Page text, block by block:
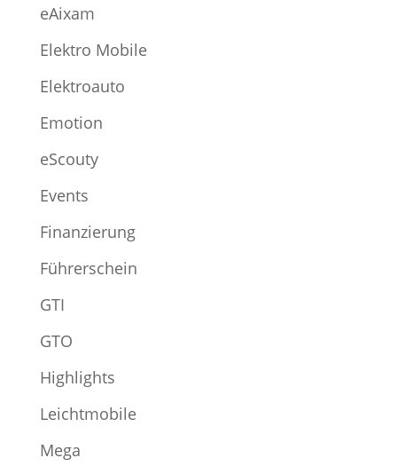
eAixam
Elektro Mobile
Elektroauto
Emotion
eScouty
Events
Finanzierung
Führerschein
GTI
GTO
Highlights
Leichtmobile
Mega